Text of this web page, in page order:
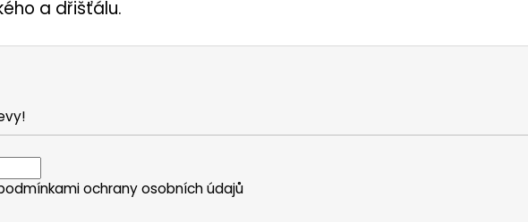
a dřišťálu.
ochrany osobních údajů